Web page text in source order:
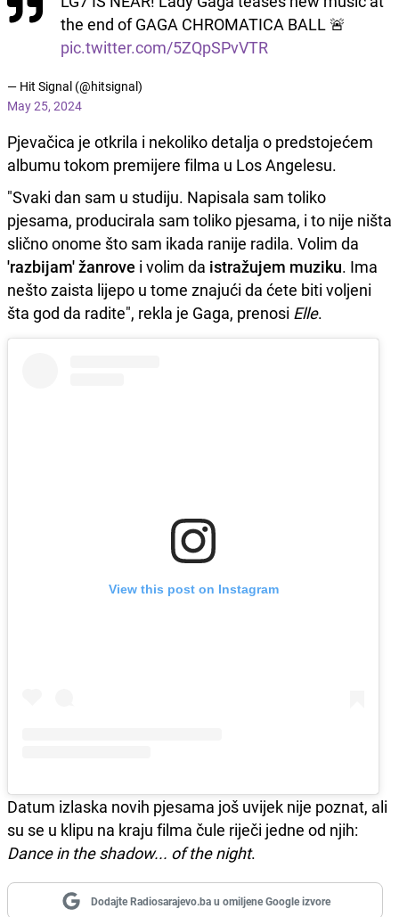
the end of GAGA CHROMATICA BALL 🚨
pic.twitter.com/5ZQpSPvVTR
— Hit Signal (@hitsignal)
May 25, 2024
Pjevačica je otkrila i nekoliko detalja o predstojećem
albumu tokom premijere filma u Los Angelesu.
"Svaki dan sam u studiju. Napisala sam toliko
pjesama, producirala sam toliko pjesama, i to nije ništa
slično onome što sam ikada ranije radila. Volim da
'razbijam' žanrove i volim da istražujem muziku. Ima
nešto zaista lijepo u tome znajući da ćete biti voljeni
šta god da radite", rekla je Gaga, prenosi Elle.
View this post on Instagram
Datum izlaska novih pjesama još uvijek nije poznat, ali
su se u klipu na kraju filma čule riječi jedne od njih:
Dance in the shadow... of the night.
Dodajte Radiosarajevo.ba u omiljene Google izvore